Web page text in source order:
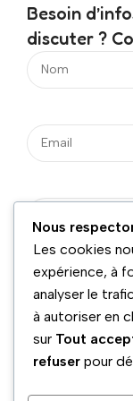
Besoin
discuter ?
Nous
Les cookies
expérience, à
analyser le
à autoriser en
sur Tout
refuser pour